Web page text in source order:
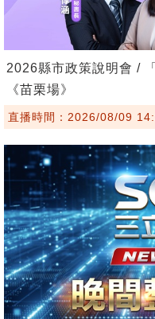
2026縣市政策說明會 /
《苗栗場》
直播時間：2026/08/09